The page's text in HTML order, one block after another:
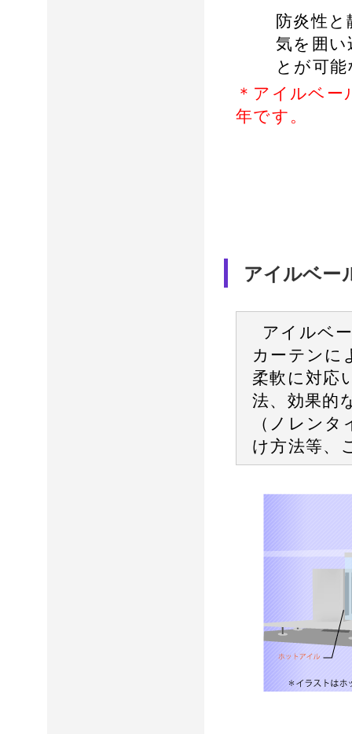
防炎性
気を囲
とが可
＊アイルベ
年です。
アイルベー
アイルベ
カーテンに
柔軟に対応
法、効果的
（ノレン
け方法等、